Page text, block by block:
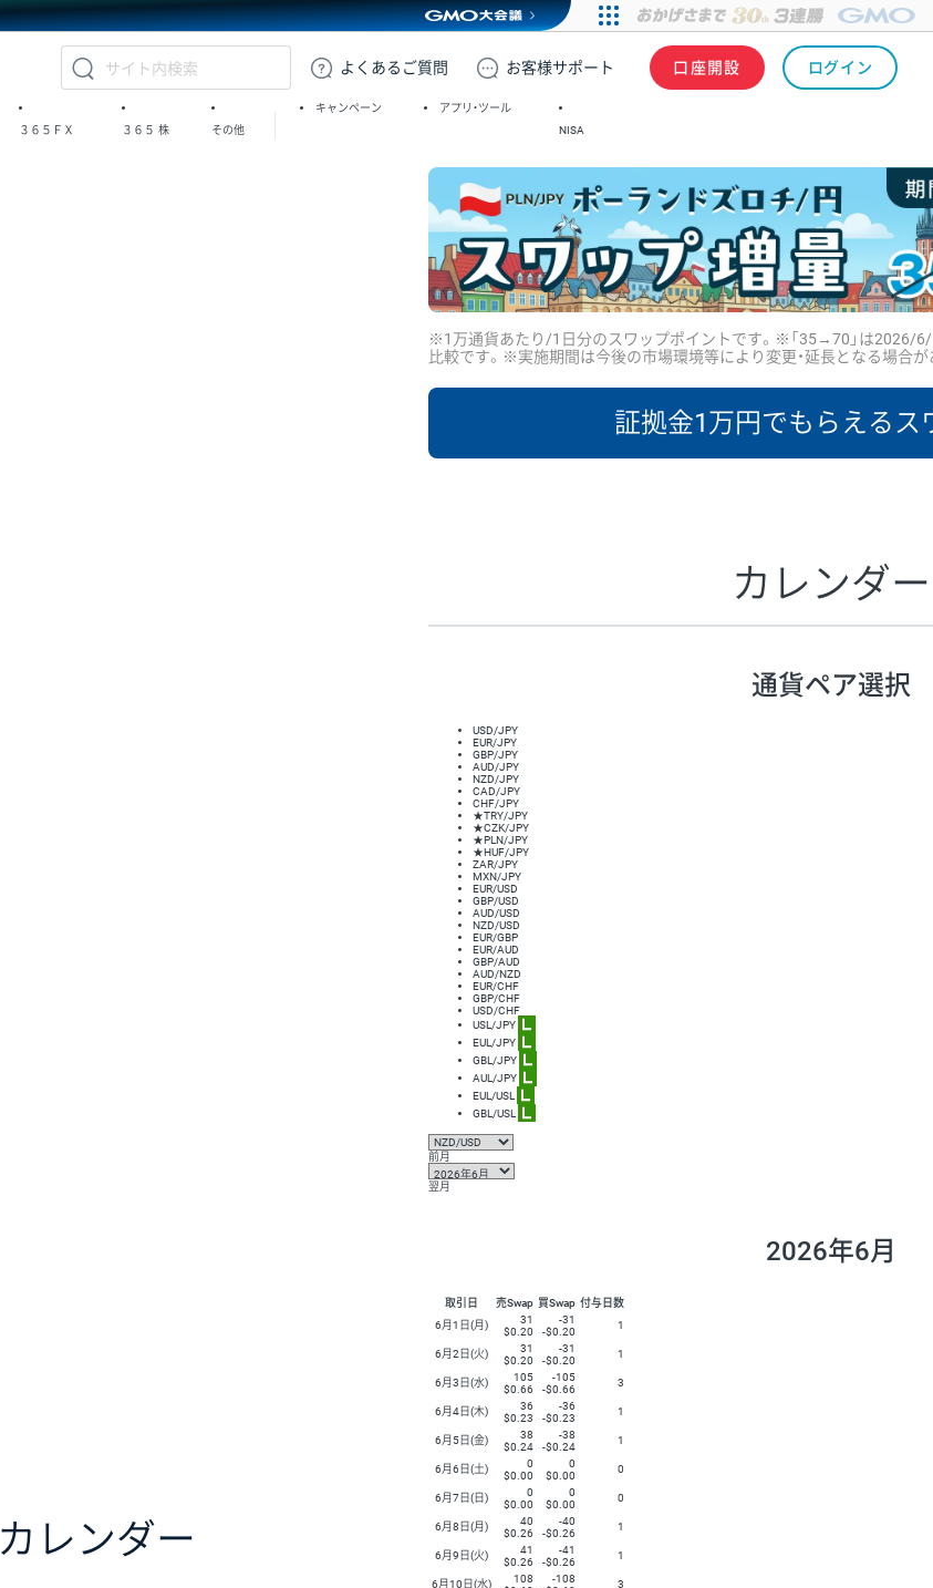
GMOクリック証券
よくある ご質問 お客様サポート 口座開設 ログイン
３６５ＦＸ ３６５ 株 その他
キャンペーン
アプリ・ツール
NISA
カレンダー
※1万通貨あたり/1日分のスワップポイントです。※「35→70」は2026/6/
比較です。※実施期間は今後の市場環境等により変更・延長となる場合が
証拠金1万円でもらえるス
昇順 降順
106円
PLN/JPY
NZD/USD
EUR/AUD
※2026/6/30の当社のスワップポイントおよび、同日の為替レートに
※ハンガリーフォリント/円と南アフリカランド/円とメキシコペソ/
カレンダー
通貨ペア選択
USD/JPY
EUR/JPY
GBP/JPY
AUD/JPY
NZD/JPY
CAD/JPY
CHF/JPY
★TRY/JPY
★CZK/JPY
★PLN/JPY
★HUF/JPY
ZAR/JPY
MXN/JPY
EUR/USD
GBP/USD
AUD/USD
NZD/USD
EUR/GBP
EUR/AUD
GBP/AUD
AUD/NZD
EUR/CHF
GBP/CHF
USD/CHF
USL/JPY
EUL/JPY
GBL/JPY
AUL/JPY
EUL/USL
GBL/USL
前月
翌月
2026年6月
取引日 売Swap 買Swap 付与日数
6月1日(月)
31
$0.20
-31
-$0.20
1
6月2日(火)
31
$0.20
-31
-$0.20
1
6月3日(水)
105
$0.66
-105
-$0.66
3
6月4日(木)
36
$0.23
-36
-$0.23
1
6月5日(金)
38
$0.24
-38
-$0.24
1
6月6日(土)
0
$0.00
0
$0.00
0
6月7日(日)
0
$0.00
0
$0.00
0
6月8日(月)
40
$0.26
-40
-$0.26
1
6月9日(火)
41
$0.26
-41
-$0.26
1
6月10日(水)
108
-108
3